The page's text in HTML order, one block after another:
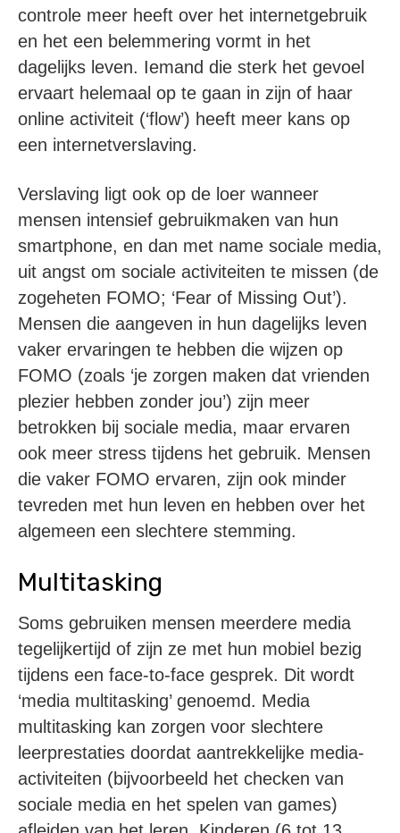
controle meer heeft over het internetgebruik
en het een belemmering vormt in het
dagelijks leven. Iemand die sterk het gevoel
ervaart helemaal op te gaan in zijn of haar
online activiteit (‘flow’) heeft meer kans op
een internetverslaving.
Verslaving ligt ook op de loer wanneer
mensen intensief gebruikmaken van hun
smartphone, en dan met name sociale media,
uit angst om sociale activiteiten te missen (de
zogeheten FOMO; ‘Fear of Missing Out’).
Mensen die aangeven in hun dagelijks leven
vaker ervaringen te hebben die wijzen op
FOMO (zoals ‘je zorgen maken dat vrienden
plezier hebben zonder jou’) zijn meer
betrokken bij sociale media, maar ervaren
ook meer stress tijdens het gebruik. Mensen
die vaker FOMO ervaren, zijn ook minder
tevreden met hun leven en hebben over het
algemeen een slechtere stemming.
Multitasking
Soms gebruiken mensen meerdere media
tegelijkertijd of zijn ze met hun mobiel bezig
tijdens een face-to-face gesprek. Dit wordt
‘media multitasking’ genoemd. Media
multitasking kan zorgen voor slechtere
leerprestaties doordat aantrekkelijke media-
activiteiten (bijvoorbeeld het checken van
sociale media en het spelen van games)